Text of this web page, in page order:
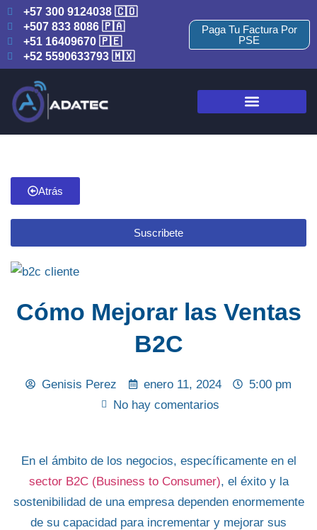
+57 300 9124038 🇨🇴
+507 833 8086 🇵🇦
+51 16409670 🇵🇪
+52 5590633793 🇲🇽
Paga Tu Factura Por
PSE
Atrás
Suscribete
Cómo Mejorar las Ventas
B2C
Genisis Perez enero 11, 2024
5:00 pm
No hay comentarios
En el ámbito de los negocios, específicamente en el
sector B2C (Business to Consumer), el éxito y la
sostenibilidad de una empresa dependen enormemente
de su capacidad para incrementar y mejorar sus